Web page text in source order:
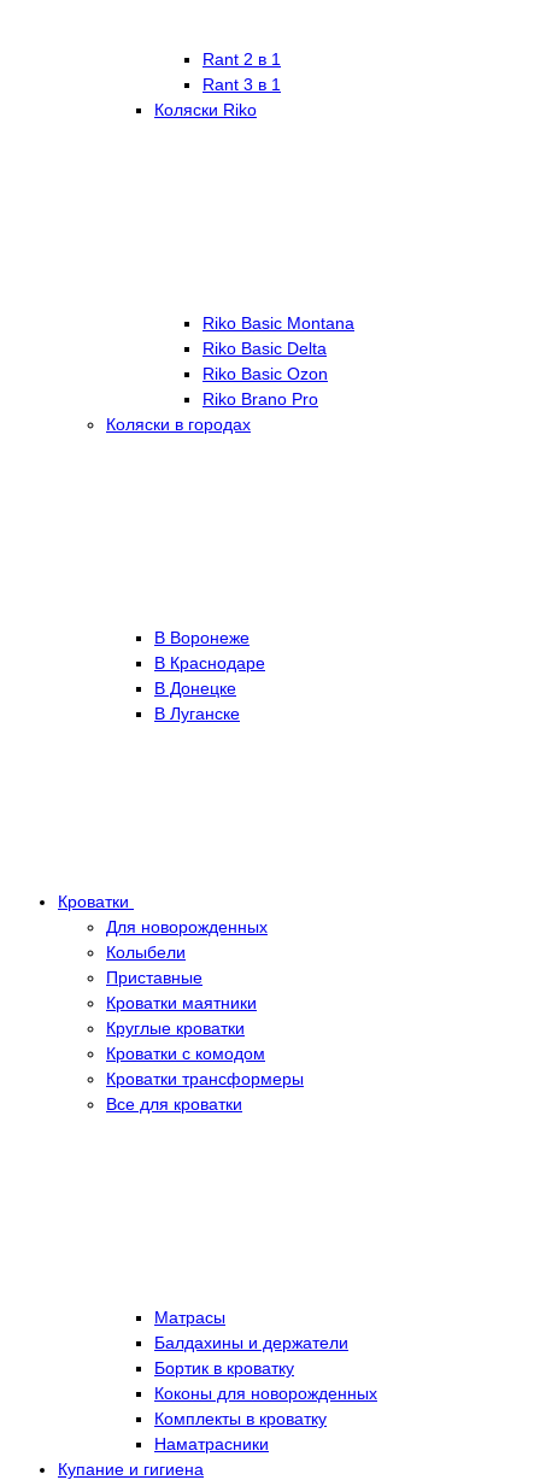
Rant 2 в 1
Rant 3 в 1
Коляски Riko
Riko Basic Montana
Riko Basic Delta
Riko Basic Ozon
Riko Brano Pro
Коляски в городах
В Воронеже
В Краснодаре
В Донецке
В Луганске
Кроватки
Для новорожденных
Колыбели
Приставные
Кроватки маятники
Круглые кроватки
Кроватки с комодом
Кроватки трансформеры
Все для кроватки
Матрасы
Балдахины и держатели
Бортик в кроватку
Коконы для новорожденных
Комплекты в кроватку
Наматрасники
Купание и гигиена